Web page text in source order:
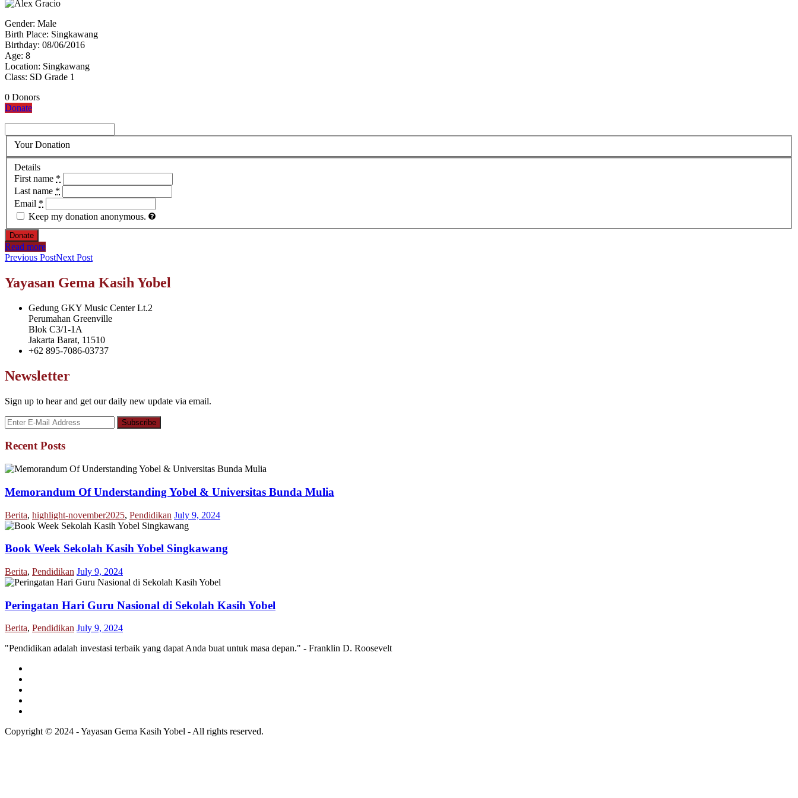
Gender: Male
Birth Place: Singkawang
Birthday: 08/06/2016
Age: 8
Location: Singkawang
Class: SD Grade 1
0 Donors
Donate
Your Donation
Details
First name *
Last name *
Email *
Keep my donation anonymous.
Donate
Read more
Previous PostNext Post
Yayasan Gema Kasih Yobel
Gedung GKY Music Center Lt.2
Perumahan Greenville
Blok C3/1-1A
Jakarta Barat, 11510
+62 895-7086-03737
Newsletter
Sign up to hear and get our daily new update via email.
Recent Posts
Memorandum Of Understanding Yobel & Universitas Bunda Mulia
Berita, highlight-november2025, Pendidikan July 9, 2024
Book Week Sekolah Kasih Yobel Singkawang
Berita, Pendidikan July 9, 2024
Peringatan Hari Guru Nasional di Sekolah Kasih Yobel
Berita, Pendidikan July 9, 2024
"Pendidikan adalah investasi terbaik yang dapat Anda buat untuk masa depan." - Franklin D. Roosevelt
Copyright © 2024 - Yayasan Gema Kasih Yobel - All rights reserved.